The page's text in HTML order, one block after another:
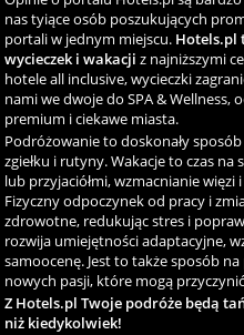
nas tyiące osób poszukujących
portali w jednym miejscu. Hotels.pl
wycieczek i wakacji z najniższymi
hotele all inclusive, wycieczki
nami we dwoje do SPA & Wellness,
premium i ciekawe miasta.
Podróżowanie to doskonały
zgiełku i rutyny. Wakacje to czas
lub przyjaciółmi, wzmacnianie więzi
Fizyczny odpoczynek od pracy i
zdrowotne, redukując stres i
rozwija umiejętności adaptacyjne,
samoocenę. Jest to także sposób
nowych pasji, które mogą
Z Hotels.pl Twoje podróże będą
niż kiedykolwiek!